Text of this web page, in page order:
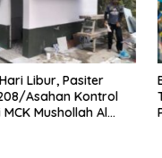
Grand Opening, Bingchun
Morawa Langsung
5 Franchise Baru!